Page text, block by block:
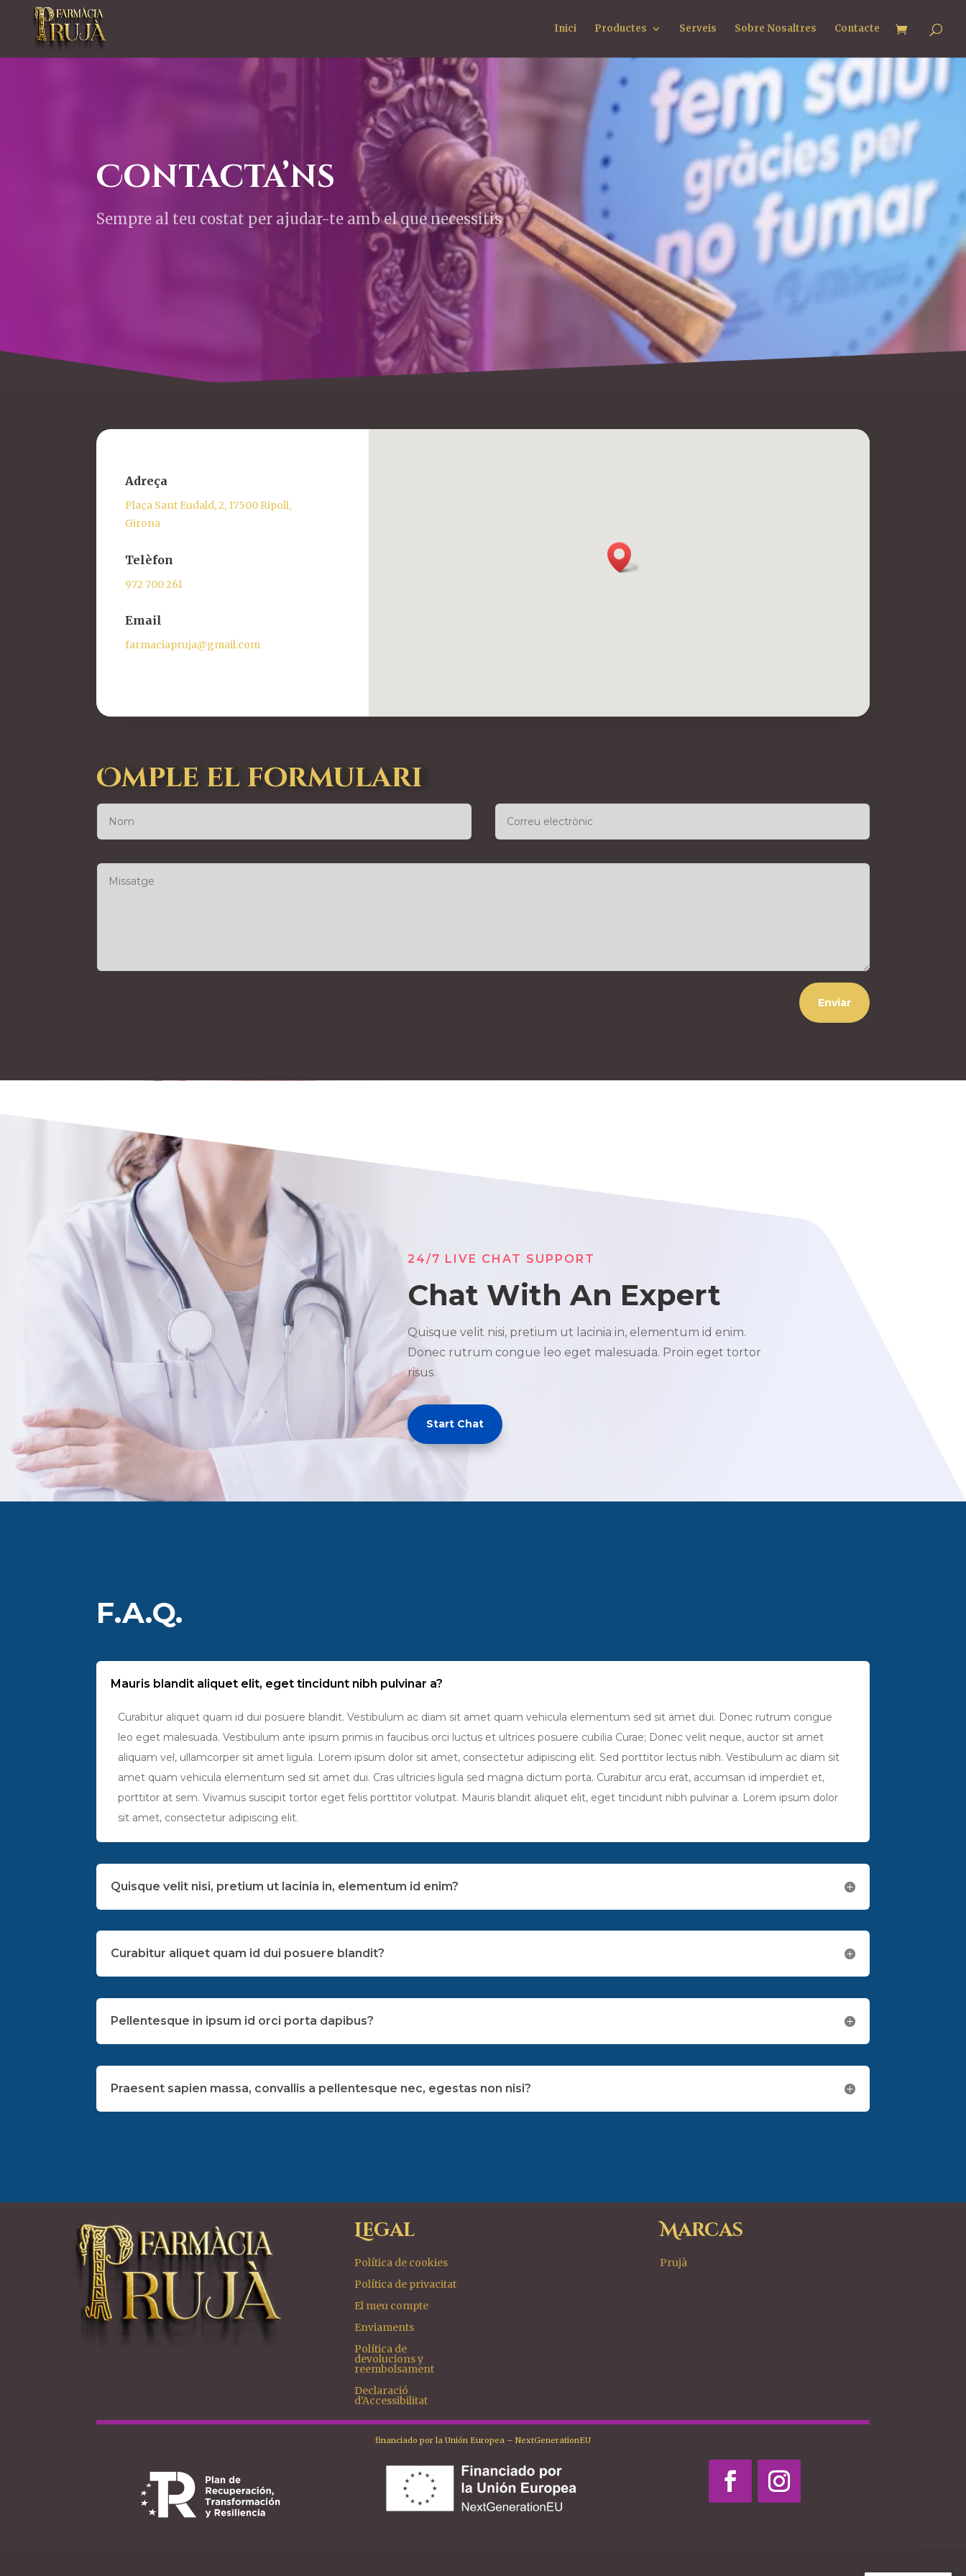
Inici Productes Serveis Sobre Nosaltres Contacte
Contacta’ns
Sempre al teu costat per ajudar-te amb el que necessitis
Adreça
Plaça Sant Eudald, 2, 17500 Ripoll,
Girona
Telèfon
972 700 261
Email
farmaciapruja@gmail.com
Omple el formulari
Enviar
24/7 LIVE CHAT SUPPORT
Chat With An Expert
Quisque velit nisi, pretium ut lacinia in, elementum id enim.
Donec rutrum congue leo eget malesuada. Proin eget tortor
risus.
Start Chat
F.A.Q.
Mauris blandit aliquet elit, eget tincidunt nibh pulvinar a?
Curabitur aliquet quam id dui posuere blandit. Vestibulum ac diam sit amet quam vehicula elementum sed sit amet dui. Donec rutrum congue
leo eget malesuada. Vestibulum ante ipsum primis in faucibus orci luctus et ultrices posuere cubilia Curae; Donec velit neque, auctor sit amet
aliquam vel, ullamcorper sit amet ligula. Lorem ipsum dolor sit amet, consectetur adipiscing elit. Sed porttitor lectus nibh. Vestibulum ac diam sit
amet quam vehicula elementum sed sit amet dui. Cras ultricies ligula sed magna dictum porta. Curabitur arcu erat, accumsan id imperdiet et,
porttitor at sem. Vivamus suscipit tortor eget felis porttitor volutpat. Mauris blandit aliquet elit, eget tincidunt nibh pulvinar a. Lorem ipsum dolor
sit amet, consectetur adipiscing elit.
Quisque velit nisi, pretium ut lacinia in, elementum id enim?
Curabitur aliquet quam id dui posuere blandit?
Pellentesque in ipsum id orci porta dapibus?
Praesent sapien massa, convallis a pellentesque nec, egestas non nisi?
Legal
Política de cookies
Política de privacitat
El meu compte
Enviaments
Política de
devolucions y
reembolsament
Declaració
d’Accessibilitat
Marcas
Prujà
financiado por la Unión Europea – NextGenerationEU